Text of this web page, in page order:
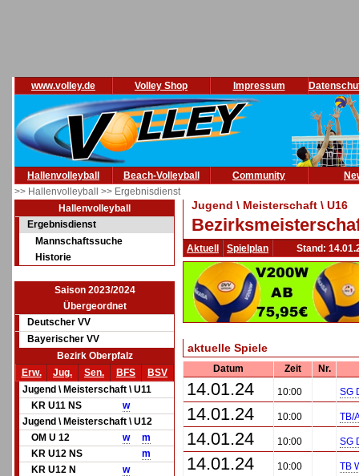
www.volley.de Volley Shop Impressum
Hallenvolleyball Beach-Volleyball Community
>> Hallenvolleyball >> Ergebnisdienst
Hallenvolleyball
Ergebnisdienst
Mannschaftssuche
Historie
Saison 2023/2024
Übergeordnet
Deutscher VV
Bayerischer VV
Bezirk Oberpfalz
Erw.
Jug. Sen. BFS
BSV
Jugend \ Meisterschaft \ U11
KR U11 NS
w
Jugend \ Meisterschaft \ U12
OM U 12
w
m
KR U12 NS
m
KR U12 N
w
Jugend \ Meisterschaft \ U16
Aktuell Spielplan Stand:
aktuelle Spiele
Datum Zeit Nr.
14.01.24 10:00 SG
14.01.24 10:00 TB/
14.01.24 10:00 SG
14.01.24 10:00 TB